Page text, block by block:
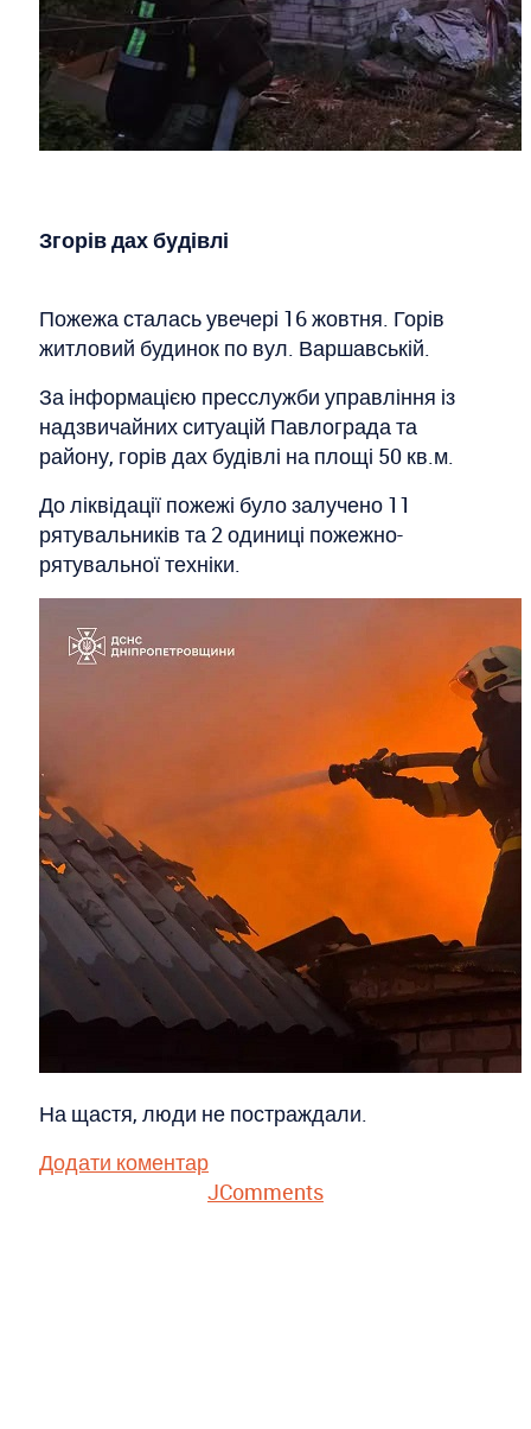
Згорів дах будівлі
Пожежа сталась увечері 16 жовтня. Горів
житловий будинок по вул. Варшавській.
За інформацією пресслужби управління із
надзвичайних ситуацій Павлограда та
району, горів дах будівлі на площі 50 кв.м.
До ліквідації пожежі було залучено 11
рятувальників та 2 одиниці пожежно-
рятувальної техніки.
На щастя, люди не постраждали.
Додати коментар
JComments